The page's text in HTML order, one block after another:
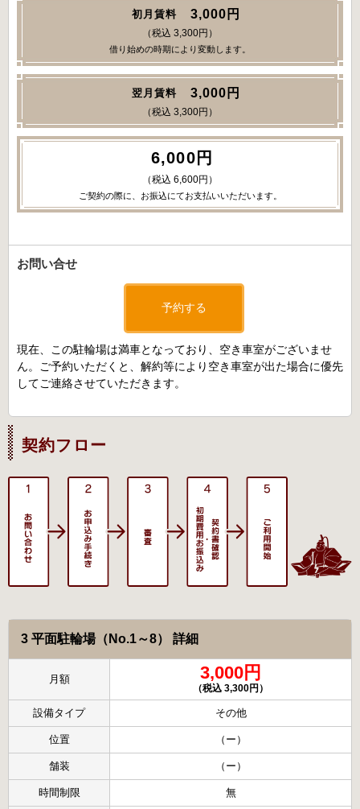
初月賃料 3,000円
（税込 3,300円）
借り始めの時期により変動します。
翌月賃料 3,000円
（税込 3,300円）
6,000円
（税込 6,600円）
ご契約の際に、お振込にてお支払いいただいます。
お問い合せ
予約する
現在、この駐輪場は満車となっており、空き車室がございませ
ん。ご予約いただくと、解約等により空き車室が出た場合に優先
してご連絡させていただきます。
契約フロー
3 平面駐輪場（No.1～8） 詳細
月額 3,000円
（税込 3,300円）
設備タイプ その他
位置 （ー）
舗装 （ー）
時間制限 無